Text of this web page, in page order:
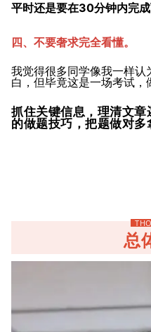
平时还是要在30分钟内完成
四、不要奢求完全看懂。
我觉得很多同学像我一样
白，但毕竟这是一场考试，
抓住关键信息，理清文
的做题技巧，把题做对多
总